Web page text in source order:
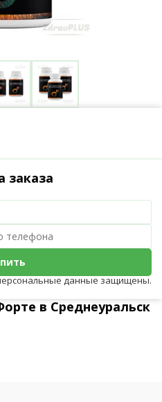
в Среднеуральск
заказа
данные защищены.